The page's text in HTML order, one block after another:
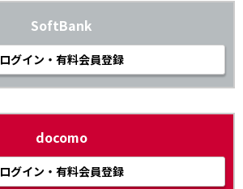
SoftBank
ログイン・有料会員登録
docomo
ログイン・有料会員登録